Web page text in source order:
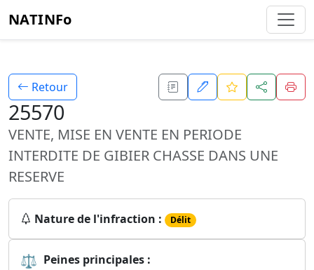
NATINFo
Retour
25570
VENTE, MISE EN VENTE EN PERIODE
INTERDITE DE GIBIER CHASSE DANS UNE
RESERVE
Nature de l'infraction : Délit
⚖ Peines principales :